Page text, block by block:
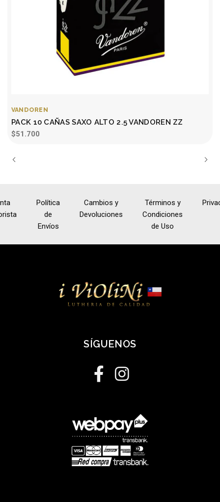
VANDOREN
PACK 10 CAÑAS SAXO ALTO 2.5 VANDOREN ZZ
$51.700
Política
de
Envíos
Cambios y
Devoluciones
Términos y
Condiciones
de Uso
SÍGUENOS